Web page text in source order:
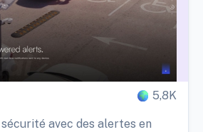
5,8K
avec des alertes en